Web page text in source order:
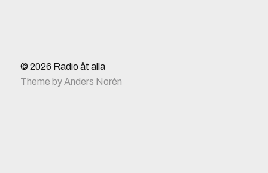
© 2026 Radio åt alla
Theme byAnders Norén